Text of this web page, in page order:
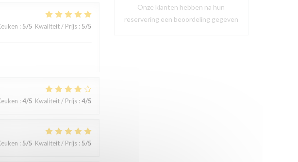
: 5/5 Kwaliteit / Prijs: 5/5
: 4/5 Kwaliteit / Prijs: 4/5
: 5/5 Kwaliteit / Prijs: 5/5
Onze klanten hebben na hun
reservering een beoordeling gegeven